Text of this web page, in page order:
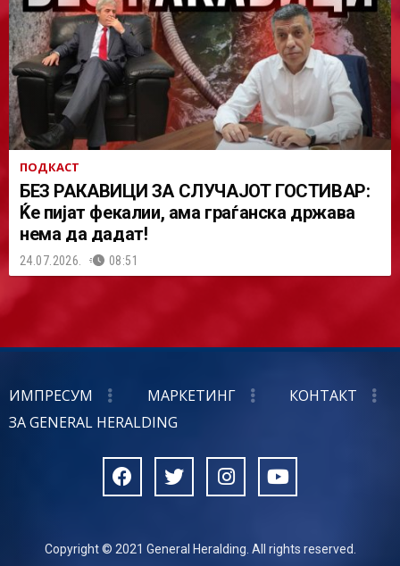
ПОДКАСТ
БЕЗ РАКАВИЦИ ЗА СЛУЧАЈОТ ГОСТИВАР:
Ќе пијат фекалии, ама граѓанска држава
нема да дадат!
24.07.2026. 08:51
ИМПРЕСУМ МАРКЕТИНГ
КОНТАКТ
ЗА GENERAL HERALDING
Copyright © 2021 General Heralding. All rights reserved.